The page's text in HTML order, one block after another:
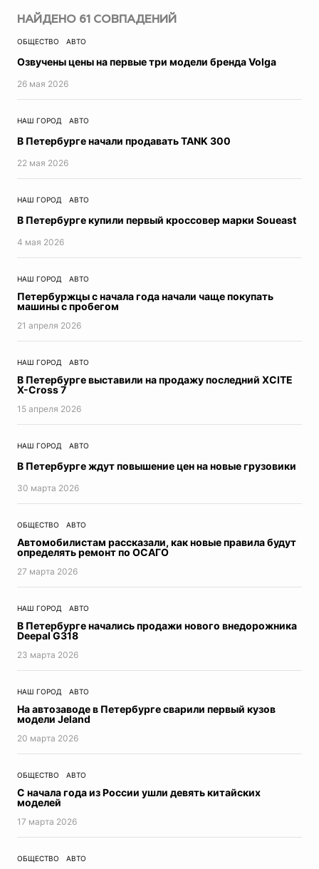
НАЙДЕНО 61 СОВПАДЕНИЙ
ОБЩЕСТВО АВТО
Озвучены цены на первые три модели бренда Volga
26 мая 2026
НАШ ГОРОД АВТО
В Петербурге начали продавать TANK 300
22 мая 2026
НАШ ГОРОД АВТО
В Петербурге купили первый кроссовер марки Soueast
4 мая 2026
НАШ ГОРОД АВТО
Петербуржцы с начала года начали чаще покупать
машины с пробегом
21 апреля 2026
НАШ ГОРОД АВТО
В Петербурге выставили на продажу последний XCITE
X-Cross 7
15 апреля 2026
НАШ ГОРОД АВТО
В Петербурге ждут повышение цен на новые грузовики
30 мартa 2026
ОБЩЕСТВО АВТО
Автомобилистам рассказали, как новые правила будут
определять ремонт по ОСАГО
27 мартa 2026
НАШ ГОРОД АВТО
В Петербурге начались продажи нового внедорожника
Deepal G318
23 мартa 2026
НАШ ГОРОД АВТО
На автозаводе в Петербурге сварили первый кузов
модели Jeland
20 мартa 2026
ОБЩЕСТВО АВТО
С начала года из России ушли девять китайских
моделей
17 мартa 2026
ОБЩЕСТВО АВТО
Авто
Прогресс
Пресс-релизы
Экономика
Образование
Реклама
Мнение
Город в истории
В этот день
Топ-новости
Точка зрения
Контроль за ЖКХ
коронавирус
Хорошие новости про коронавирус
Молодежная редакция
Дневник эксперта
Время вакцинироваться
ЕВРО2020
ЦифровизацияПетербург
Здоровье ребенка
Будущее Петербурга
СТРАТЕГИЯ2026
ДневникиПобеды